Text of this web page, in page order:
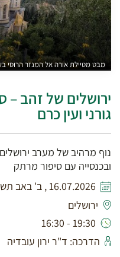
מבט מטיילת אורה אל המנזר הרוסי
ירושלים של זהב –
גורני ועין כרם
נוף מרהיב של מערב
ובכנסייה עם סיפור מרתק
16.07.2026 , ב' באב תשפ"ו
ירושלים
19:30 - 16:30
הדרכה: ד"ר ירון עובדיה